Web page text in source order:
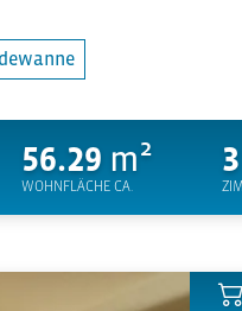
56.29 m²
WOHNFLÄCHE CA.
3